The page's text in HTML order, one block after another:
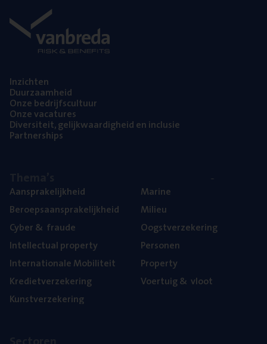
Inzich­ten
Duur­zaam­heid
Onze bedrijfs­cul­tuur
Onze vaca­tu­res
Diver­si­teit, gelijk­waar­dig­heid en inclusie
Part­ner­ships
Aan­spra­ke­lijk­heid
Beroeps­aan­spra­ke­lijk­heid
Cyber& fraude
Intel­lec­tu­al property
Inter­na­ti­o­na­le Mobiliteit
Kre­diet­ver­ze­ke­ring
Kunst­ver­ze­ke­ring
Mari­ne
Mili­eu
Oogst­ver­ze­ke­ring
Per­so­nen
Pro­per­ty
Voer­tuig& vloot